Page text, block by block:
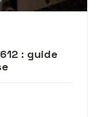
: guide